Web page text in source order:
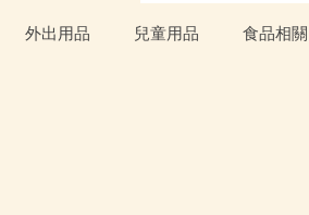
外出用品 兒童用品 食品相關